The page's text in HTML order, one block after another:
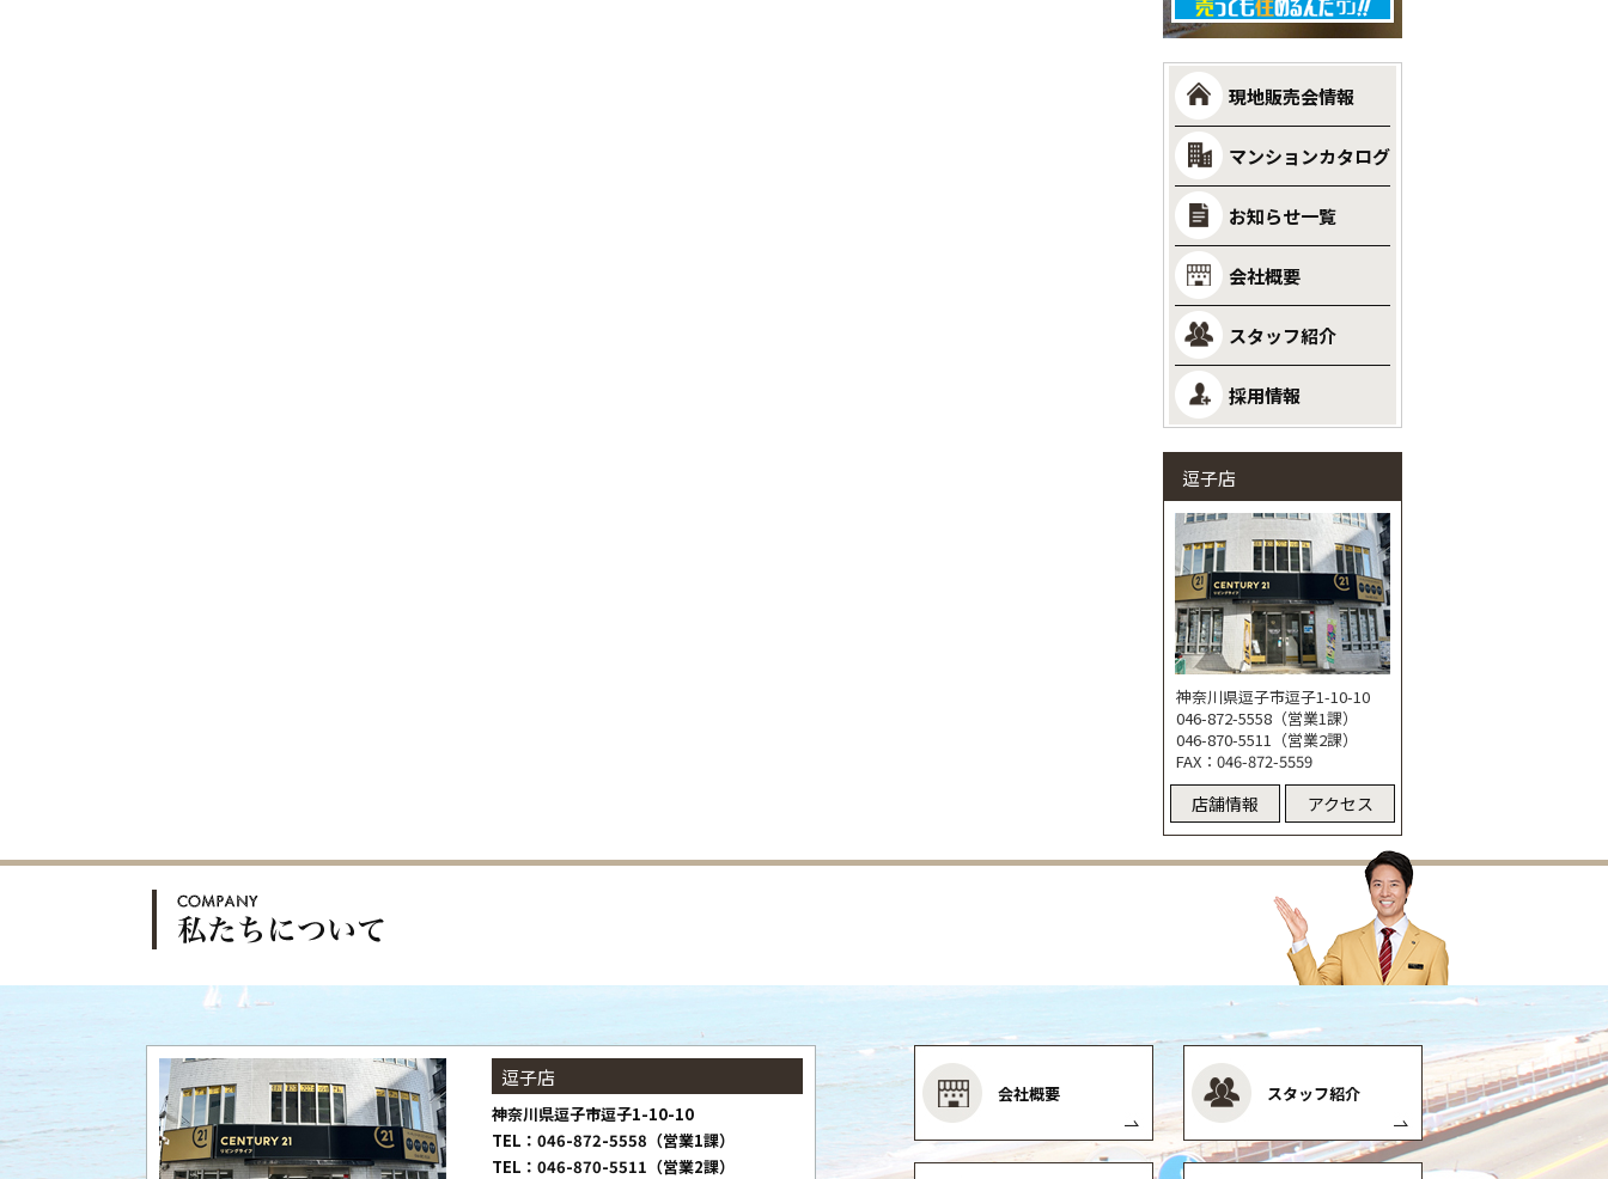
現地販売会情報
マンションカタログ
お知らせ一覧
会社概要
スタッフ紹介
採用情報
逗子店
神奈川県逗子市逗子1-10-10
046-872-5558（営業1課）
046-870-5511（営業2課）
FAX：046-872-5559
店舗情報 アクセス
逗子店
神奈川県逗子市逗子1-10-10
TEL：046-872-5558（営業1課）
TEL：046-870-5511（営業2課）
会社概要 スタッフ紹介